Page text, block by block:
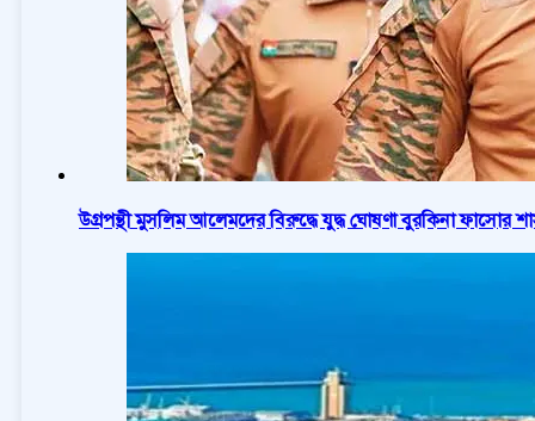
উগ্রপন্থী মুসলিম আলেমদের বিরুদ্ধে যুদ্ধ ঘোষণা বুরকিনা ফাসোর